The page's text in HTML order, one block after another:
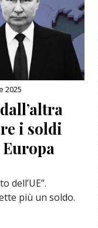
2025
i soldi
dell’UE”.
più un soldo.